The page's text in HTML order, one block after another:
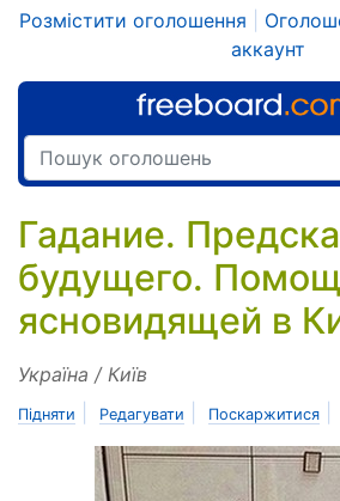
Розмістити оголошення
аккаунт
Гадание.
будущего.
ясновидящей в
Україна / Київ
Підняти Редагувати Поскаржитися